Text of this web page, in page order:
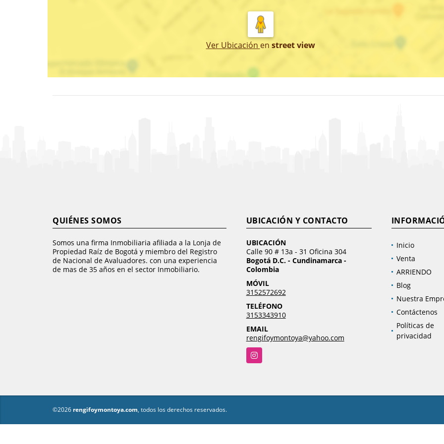
Ver Ubicación en street view
QUIÉNES SOMOS
Somos una firma Inmobiliaria afiliada a la Lonja de
Propiedad Raíz de Bogotá y miembro del Registro
de Nacional de Avaluadores. con una experiencia
de mas de 35 años en el sector Inmobiliario.
UBICACIÓN Y CONTACTO
UBICACIÓN
Calle 90 # 13a - 31 Oficina 304
Bogotá D.C. - Cundinamarca -
Colombia
MÓVIL
3152572692
TELÉFONO
3153343910
EMAIL
rengifoymontoya@yahoo.com
Instagram
Inicio
Venta
ARRIENDO
Blog
Nuestra
Contáctenos
Políticas de
privacidad
©2026 rengifoymontoya.com, todos los derechos reservados.